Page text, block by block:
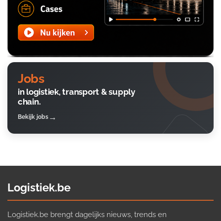
Jobs
in logistiek, transport & supply
chain.
Bekijk jobs
Logistiek.be
Logistiek.be brengt dagelijks nieuws, trends en